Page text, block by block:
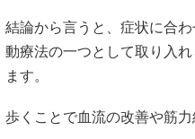
結論から言うと、症状に合
動療法の一つとして取り入
ます。
歩くことで血流の改善や筋